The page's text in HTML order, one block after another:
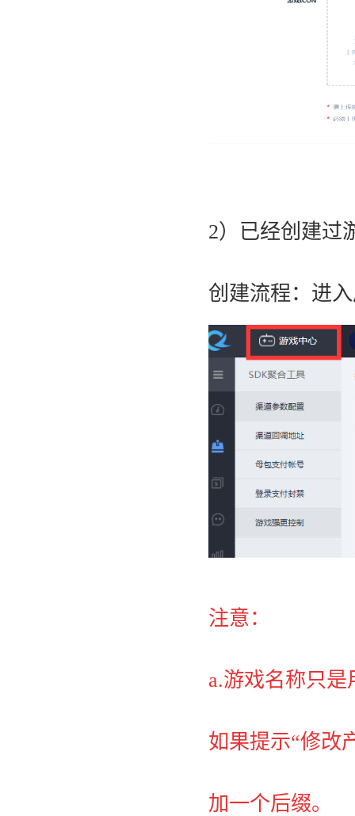
2）已经创建过
创建流程：进
注意：
a.游戏名称只
如果提示“修改
加一个后缀。